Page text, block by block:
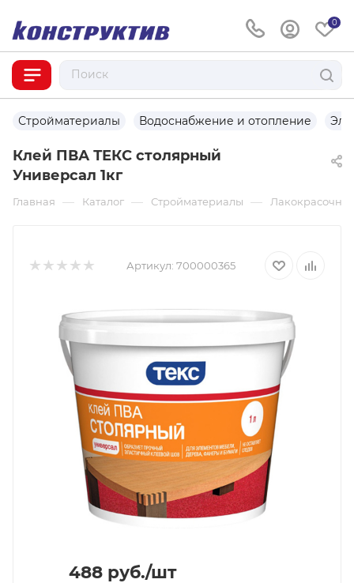
0
Стройматериалы Водоснабжение и отопление
Клей ПВА ТЕКС столярный
Универсал 1кг
Главная — Каталог — Стройматериалы —
Артикул: 700000365
488 руб./шт